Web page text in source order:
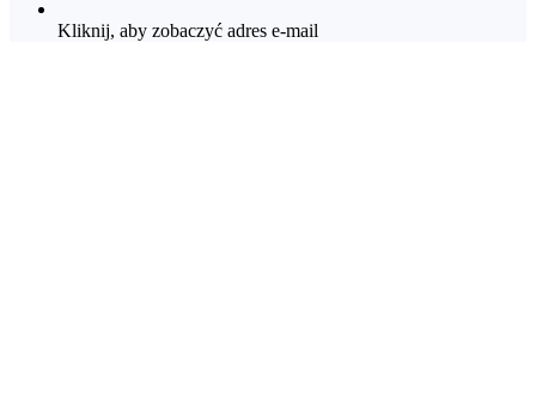
Kliknij, aby zobaczyć adres e-mail